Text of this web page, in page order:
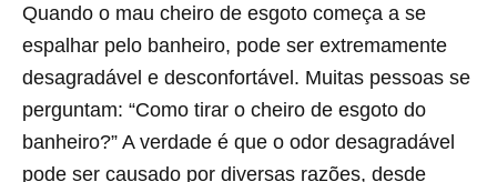
Quando o mau cheiro de esgoto começa a se
espalhar pelo banheiro, pode ser extremamente
desagradável e desconfortável. Muitas pessoas se
perguntam: “Como tirar o cheiro de esgoto do
banheiro?” A verdade é que o odor desagradável
pode ser causado por diversas razões, desde